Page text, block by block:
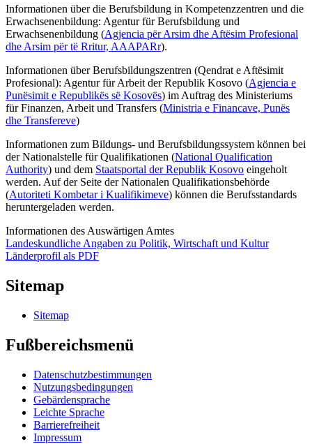
Informationen über die Berufsbildung in Kompetenzzentren und die
Erwachsenenbildung: Agentur für Berufsbildung und
Erwachsenenbildung (Agjencia për Arsim dhe Aftësim Profesional
dhe Arsim për të Rritur, AAAPARr).
Informationen über Berufsbildungszentren (Qendrat e Aftësimit
Profesional): Agentur für Arbeit der Republik Kosovo (Agjencia e
Punësimit e Republikës së Kosovës) im Auftrag des Ministeriums
für Finanzen, Arbeit und Transfers (Ministria e Financave, Punës
dhe Transfereve)
Informationen zum Bildungs- und Berufsbildungssystem können bei
der Nationalstelle für Qualifikationen (National Qualification
Authority) und dem Staatsportal der Republik Kosovo eingeholt
werden. Auf der Seite derNationalen Qualifikationsbehörde
(Autoriteti Kombetar i Kualifikimeve) können die Berufsstandards
heruntergeladen werden.
Informationen des Auswärtigen Amtes
Landeskundliche Angaben zu Politik, Wirtschaft und Kultur
Länderprofil als PDF
Sitemap
Sitemap
Fußbereichsmenü
Datenschutzbestimmungen
Nutzungsbedingungen
Gebärdensprache
Leichte Sprache
Barrierefreiheit
Impressum